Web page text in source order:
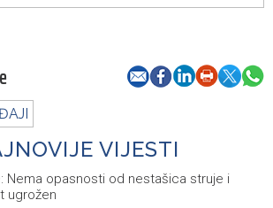
VIJESTI
Nema opasnosti od nestašica struje i
ugrožen